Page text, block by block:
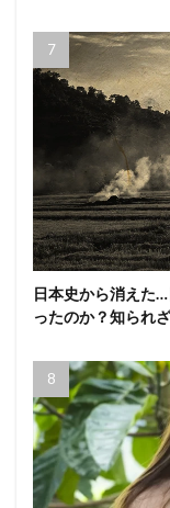
日本史から消えた
ったのか？知られ